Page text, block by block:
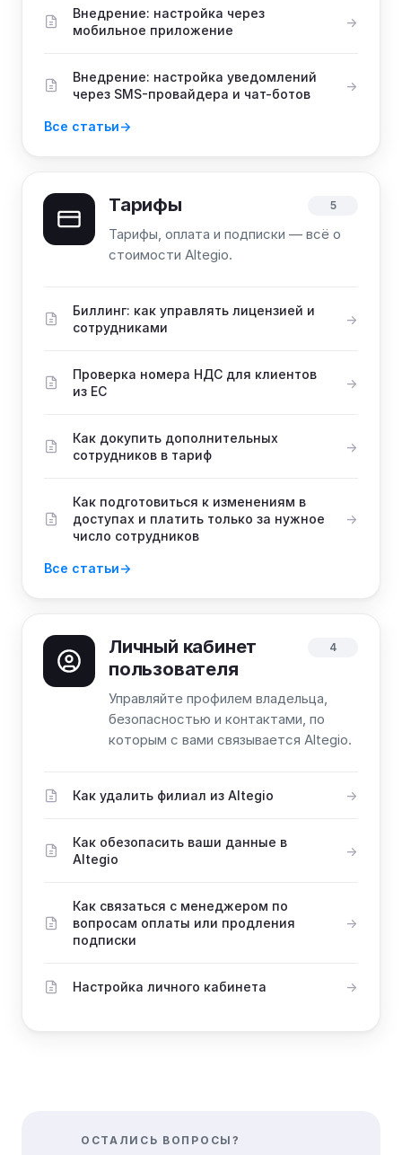
Внедрение: настройка через
мобильное приложение
Внедрение: настройка уведомлений
через SMS-провайдера и чат-ботов
Все статьи
Тарифы 5
Тарифы, оплата и подписки — всё о
стоимости Altegio.
Биллинг: как управлять лицензией и
сотрудниками
Проверка номера НДС для клиентов
из ЕС
Как докупить дополнительных
сотрудников в тариф
Как подготовиться к изменениям в
доступах и платить только за нужное
число сотрудников
Все статьи
Личный кабинет
пользователя
4
Управляйте профилем владельца,
безопасностью и контактами, по
которым с вами связывается Altegio.
Как удалить филиал из Altegio
Как обезопасить ваши данные в
Altegio
Как связаться с менеджером по
вопросам оплаты или продления
подписки
Настройка личного кабинета
ОСТАЛИСЬ ВОПРОСЫ?